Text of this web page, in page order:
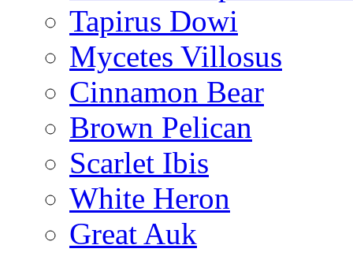
Tapirus Dowi
Mycetes Villosus
Cinnamon Bear
Brown Pelican
Scarlet Ibis
White Heron
Great Auk